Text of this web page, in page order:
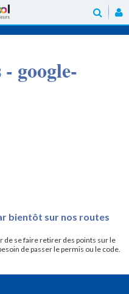
google-
bientôt sur nos routes
de se faire retirer des points sur le
de passer le permis ou le code.